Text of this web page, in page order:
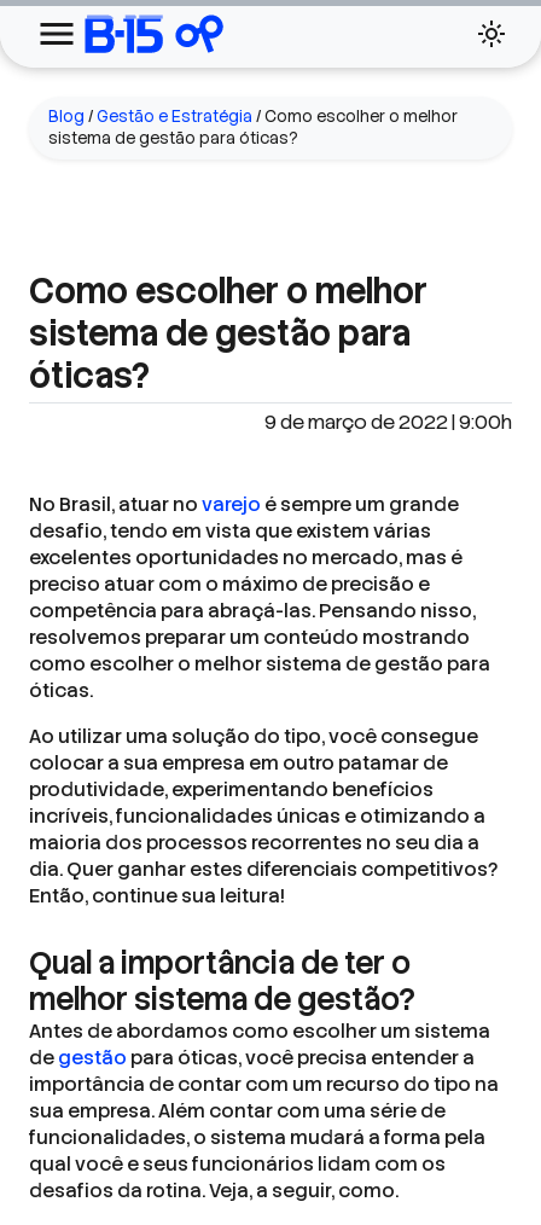
Blog /Gestão e Estratégia /Como escolher o melhor
sistema de gestão para óticas?
Como escolher o melhor
sistema de gestão para
óticas?
9 de março de 2022 | 9:00h
No Brasil, atuar novarejo é sempre um grande
desafio, tendo em vista que existem várias
excelentes oportunidades no mercado, mas é
preciso atuar com o máximo de precisão e
competência para abraçá-las. Pensando nisso,
resolvemos preparar um conteúdo mostrando
como escolher o melhor sistema de gestão para
óticas.
Ao utilizar uma solução do tipo, você consegue
colocar a sua empresa em outro patamar de
produtividade, experimentando benefícios
incríveis, funcionalidades únicas e otimizando a
maioria dos processos recorrentes no seu dia a
dia. Quer ganhar estes diferenciais competitivos?
Então, continue sua leitura!
Qual a importância de ter o
melhor sistema de gestão?
Antes de abordamos como escolher um sistema
degestão para óticas, você precisa entender a
importância de contar com um recurso do tipo na
sua empresa. Além contar com uma série de
funcionalidades, o sistema mudará a forma pela
qual você e seus funcionários lidam com os
desafios da rotina. Veja, a seguir, como.